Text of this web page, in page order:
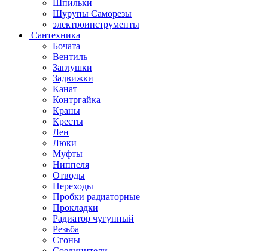
Шпильки
Шурупы Саморезы
электроинструменты
Сантехника
Бочата
Вентиль
Заглушки
Задвижки
Канат
Контргайка
Краны
Кресты
Лен
Люки
Муфты
Ниппеля
Отводы
Переходы
Пробки радиаторные
Прокладки
Радиатор чугунный
Резьба
Сгоны